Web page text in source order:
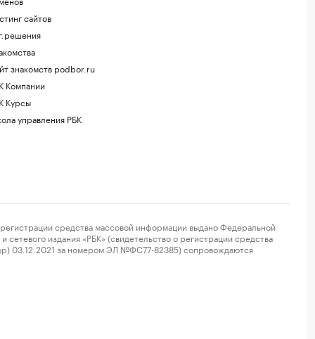
сайтов
знакомств podbor.ru
Компании
Курсы
управления РБК
средства массовой информации выдано Федеральной
издания «РБК» (свидетельство о регистрации средства
03.12.2021 за номером ЭЛ №ФС77-82385) сопровождаются